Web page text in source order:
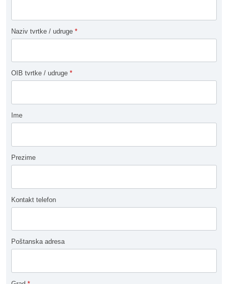
Naziv tvrtke / udruge *
OIB tvrtke / udruge *
Ime
Prezime
Kontakt telefon
Poštanska adresa